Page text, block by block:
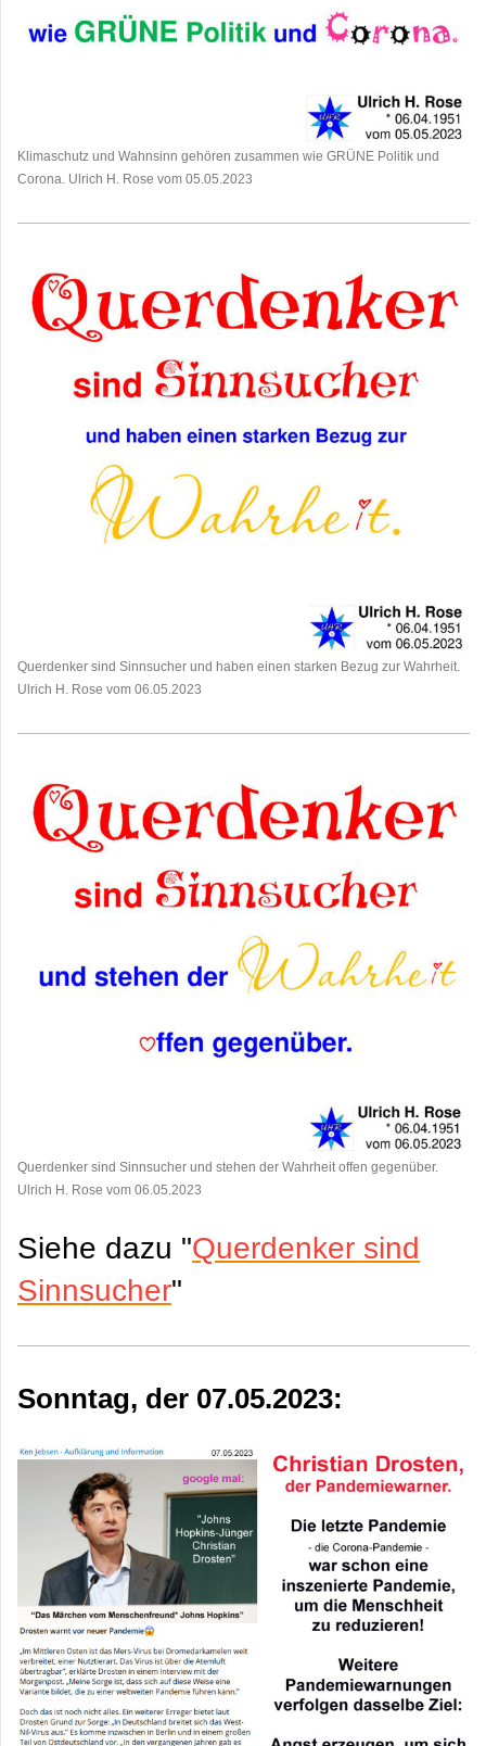
Klimaschutz und Wahnsinn gehören zusammen wie GRÜNE Politik und
Corona. Ulrich H. Rose vom 05.05.2023
Querdenker sind Sinnsucher und haben einen starken Bezug zur Wahrheit.
Ulrich H. Rose vom 06.05.2023
Querdenker sind Sinnsucher und stehen der Wahrheit offen gegenüber.
Ulrich H. Rose vom 06.05.2023
Siehe dazu "Querdenker sind
Sinnsucher"
Sonntag, der 07.05.2023: